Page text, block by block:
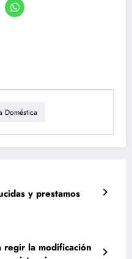
Doméstica
y prestamos
regir la modificación